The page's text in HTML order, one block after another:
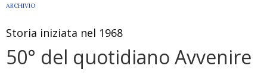
ARCHIVIO
Storia iniziata nel 1968
50° del quotidiano Avvenire